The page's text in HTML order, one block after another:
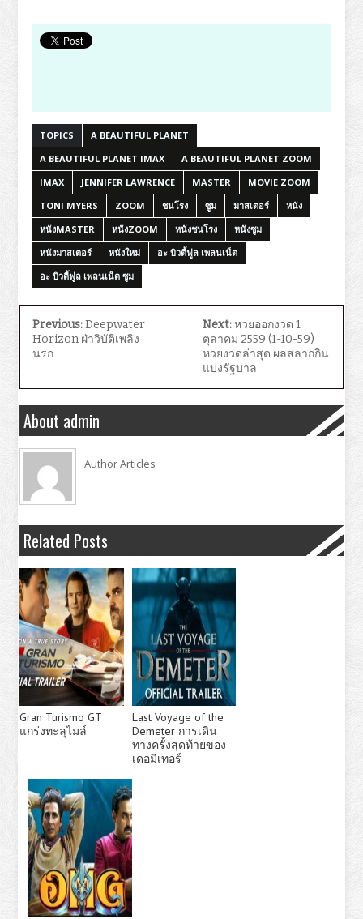
TOPICS
A BEAUTIFUL PLANET
A BEAUTIFUL PLANET IMAX
A BEAUTIFUL PLANET ZOOM
IMAX
JENNIFER LAWRENCE MASTER
MOVIE ZOOM
TONI MYERS
ZOOM ชนโรง ซูม มาสเตอร์
หนัง
หนังMASTER
หนังZOOM หนังชนโรง
หนังซูม
หนังมาสเตอร์
หนังใหม่
อะ บิวตี้ฟูล เพลนเน็ต
อะ บิวตี้ฟูล เพลนเน็ต ซูม
Previous:Deepwater
Horizon ฝ่าวิบัติเพลิง
นรก
Next:หวยออกงวด 1
ตุลาคม 2559 (1-10-59)
หวยงวดล่าสุด ผลสลากกิน
แบ่งรัฐบาล
About admin
Author Articles
Related Posts
Gran Turismo GT
แกร่งทะลุไมล์
Last Voyage of the
Demeter การเดิน
ทางครั้งสุดท้ายของ
เดอมิเทอร์